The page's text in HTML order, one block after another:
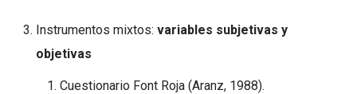
Instrumentos mixtos: variables subjetivas y
objetivas
Cuestionario Font Roja (Aranz, 1988).